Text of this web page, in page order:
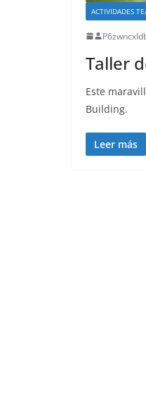
ACTIVIDADES
Taller
Este
Building.
Leer más